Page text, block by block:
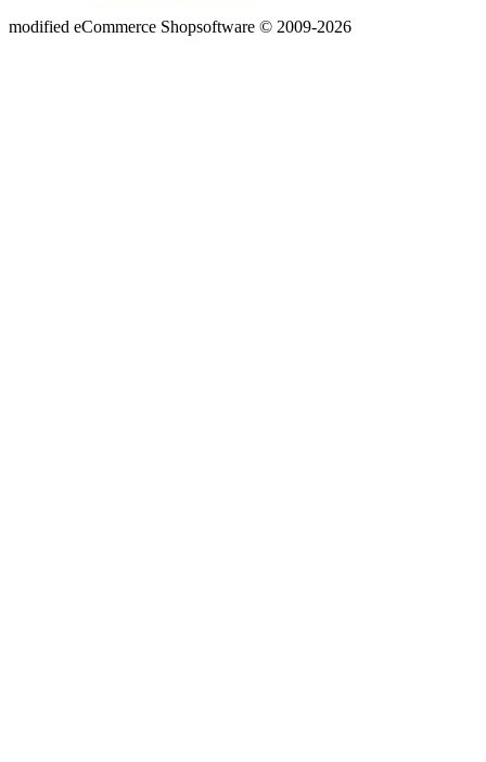
modified eCommerce Shopsoftware © 2009-2026